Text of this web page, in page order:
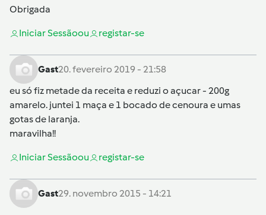
Obrigada
Iniciar Sessãoou registar-se
Gast20. fevereiro 2019 - 21:58
eu só fiz metade da receita e reduzi o açucar - 200g
amarelo. juntei 1 maça e 1 bocado de cenoura e umas
gotas de laranja.
maravilha!!
Iniciar Sessãoou registar-se
Gast29. novembro 2015 - 14:21